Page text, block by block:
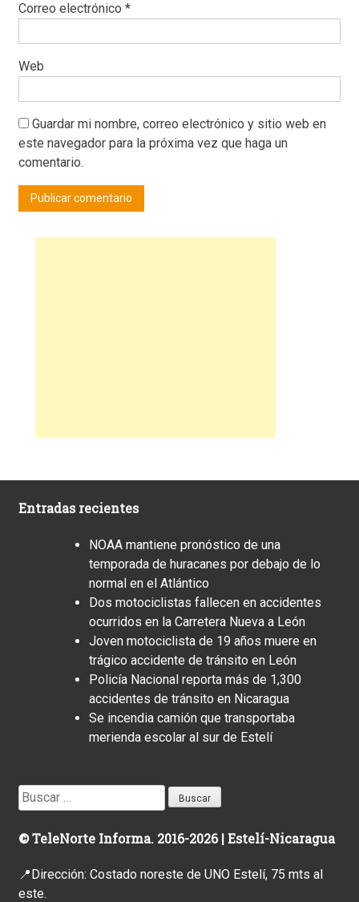
Correo electrónico *
Web
Guardar mi nombre, correo electrónico y sitio web en
este navegador para la próxima vez que haga un
comentario.
Entradas recientes
NOAA mantiene pronóstico de una
temporada de huracanes por debajo de lo
normal en el Atlántico
Dos motociclistas fallecen en accidentes
ocurridos en la Carretera Nueva a León
Joven motociclista de 19 años muere en
trágico accidente de tránsito en León
Policía Nacional reporta más de 1,300
accidentes de tránsito en Nicaragua
Se incendia camión que transportaba
merienda escolar al sur de Estelí
Buscar:
© TeleNorte Informa. 2016-2026 | Estelí-Nicaragua
📍Dirección: Costado noreste de UNO Estelí, 75 mts al
este.